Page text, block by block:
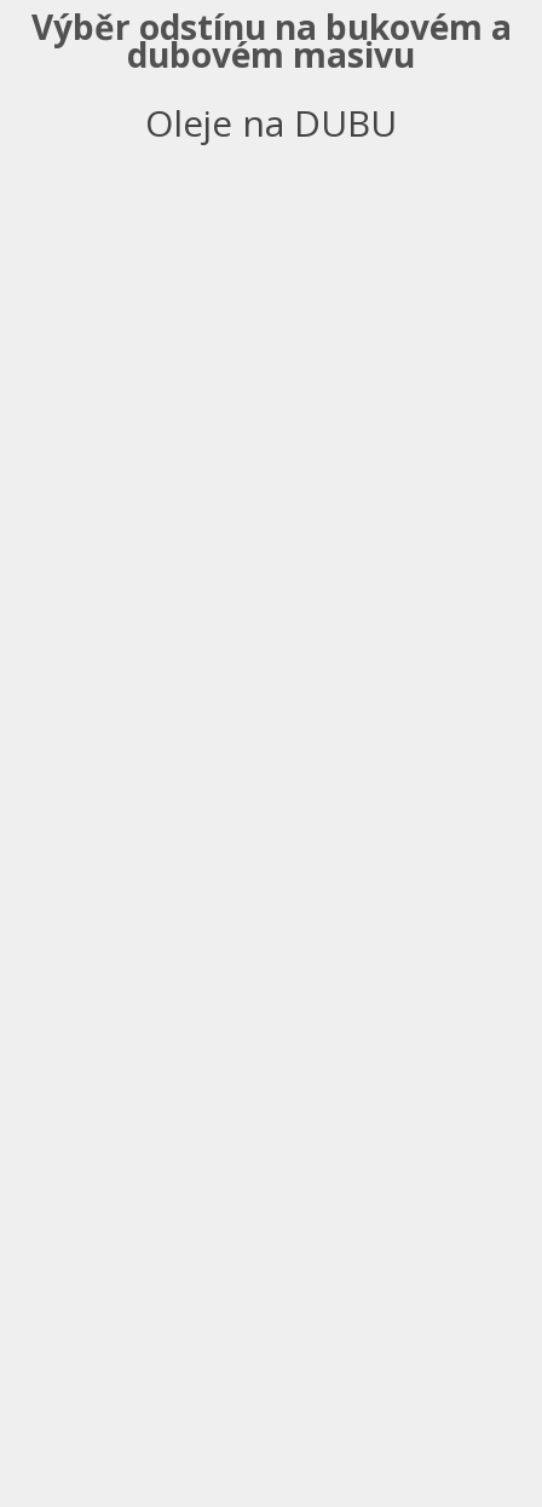
Výběr odstínu na bukovém a
dubovém masivu
Oleje na DUBU